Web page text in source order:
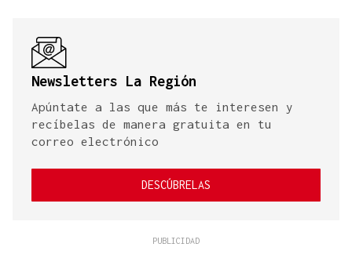
Newsletters La Región
Apúntate a las que más te interesen y
recíbelas de manera gratuita en tu
correo electrónico
DESCÚBRELAS